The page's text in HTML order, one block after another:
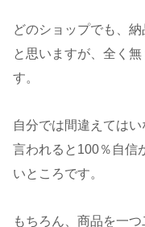
どのショップでも、
と思いますが、全く
す。
自分では間違えては
言われると100％自信
いところです。
もちろん、商品を一